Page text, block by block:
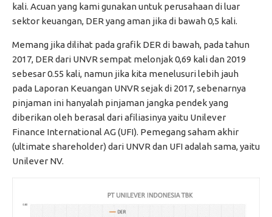
kali. Acuan yang kami gunakan untuk perusahaan di luar
sektor keuangan, DER yang aman jika di bawah 0,5 kali.
Memang jika dilihat pada grafik DER di bawah, pada tahun
2017, DER dari UNVR sempat melonjak 0,69 kali dan 2019
sebesar 0.55 kali, namun jika kita menelusuri lebih jauh
pada Laporan Keuangan UNVR sejak di 2017, sebenarnya
pinjaman ini hanyalah pinjaman jangka pendek yang
diberikan oleh berasal dari afiliasinya yaitu Unilever
Finance International AG (UFI). Pemegang saham akhir
(ultimate shareholder) dari UNVR dan UFI adalah sama, yaitu
Unilever NV.